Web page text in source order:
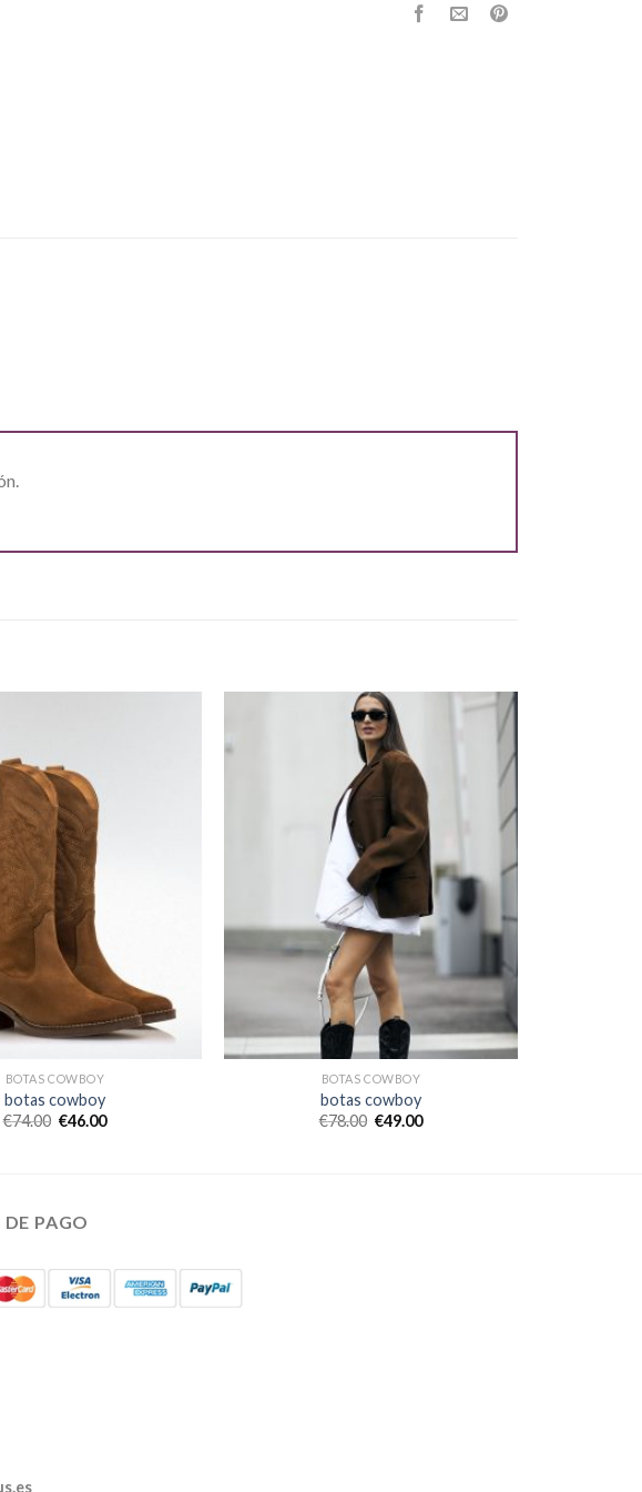
BOTAS COWBOY
botas cowboy
€74.00 €46.00
BOTAS COWBOY
botas cowboy
€78.00 €49.00
PAGO